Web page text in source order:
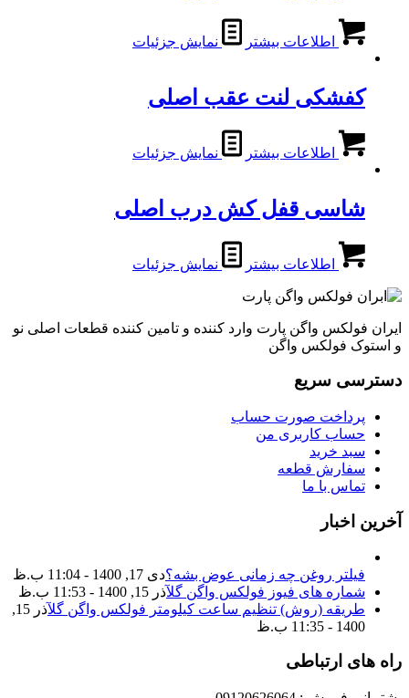
اطلاعات بیشتر نمایش جزئیات
کفشکی لنت عقب اصلی
اطلاعات بیشتر نمایش جزئیات
شاسی قفل کش درب اصلی
اطلاعات بیشتر نمایش جزئیات
ایران فولکس واگن پارت وارد کننده و تامین کننده قطعات اصلی نو
و استوک فولکس واگن
دسترسی سریع
پرداخت صورت حساب
حساب کاربری من
سبد خرید
سفارش قطعه
تماس با ما
آخرین اخبار
فیلتر روغن چه زمانی عوض بشه؟دی 17, 1400 - 11:04 ب.ظ
شماره های فیوز فولکس واگن گلآذر 15, 1400 - 11:53 ب.ظ
طریقه (روش) تنظیم ساعت کیلومتر فولکس واگن گل
آذر 15,
1400 - 11:35 ب.ظ
راه های ارتباطی